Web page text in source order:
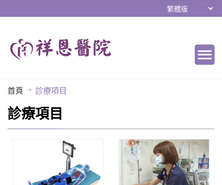
首頁 診療項目
診療項目